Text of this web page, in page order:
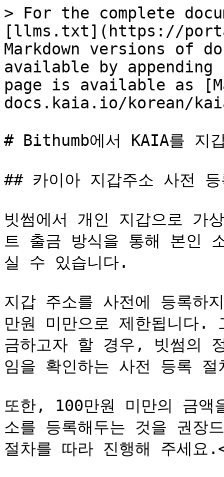
> For the complete
[llms.txt](https://
Markdown versions of
available by
page is available as
docs.kaia.io/korean/
# Bithumb에서 KAIA를 지
## 카이아 지갑주소 사전
빗썸에서 개인 지갑으로 가
트 출금 방식을 통해 본인
실 수 있습니다.
지갑 주소를 사전에 등록하
만원 미만으로 제한됩니다.
금하고자 할 경우, 빗썸의
임을 확인하는 사전 등록 절
또한, 100만원 미만의 금액
소를 등록해두는 것을 권장
절차를 따라 진행해 주세요